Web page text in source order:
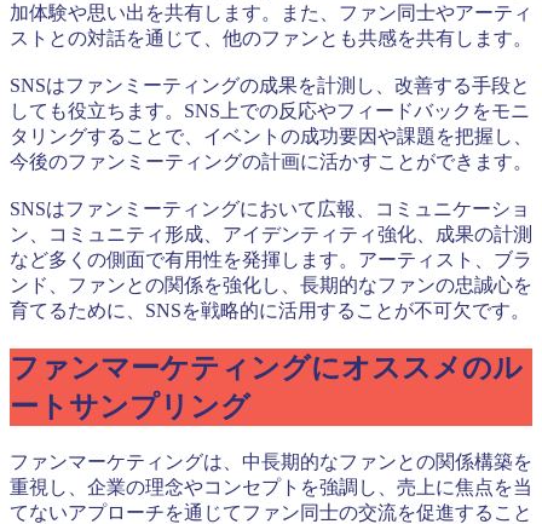
加体験や思い出を共有します。また、ファン同士やアーティ
ストとの対話を通じて、他のファンとも共感を共有します。
SNSはファンミーティングの成果を計測し、改善する手段と
しても役立ちます。SNS上での反応やフィードバックをモニ
タリングすることで、イベントの成功要因や課題を把握し、
今後のファンミーティングの計画に活かすことができます。
SNSはファンミーティングにおいて広報、コミュニケーショ
ン、コミュニティ形成、アイデンティティ強化、成果の計測
など多くの側面で有用性を発揮します。アーティスト、ブラ
ンド、ファンとの関係を強化し、長期的なファンの忠誠心を
育てるために、SNSを戦略的に活用することが不可欠です。
ファンマーケティングにオススメのル
ートサンプリング
ファンマーケティングは、中長期的なファンとの関係構築を
重視し、企業の理念やコンセプトを強調し、売上に焦点を当
てないアプローチを通じてファン同士の交流を促進すること